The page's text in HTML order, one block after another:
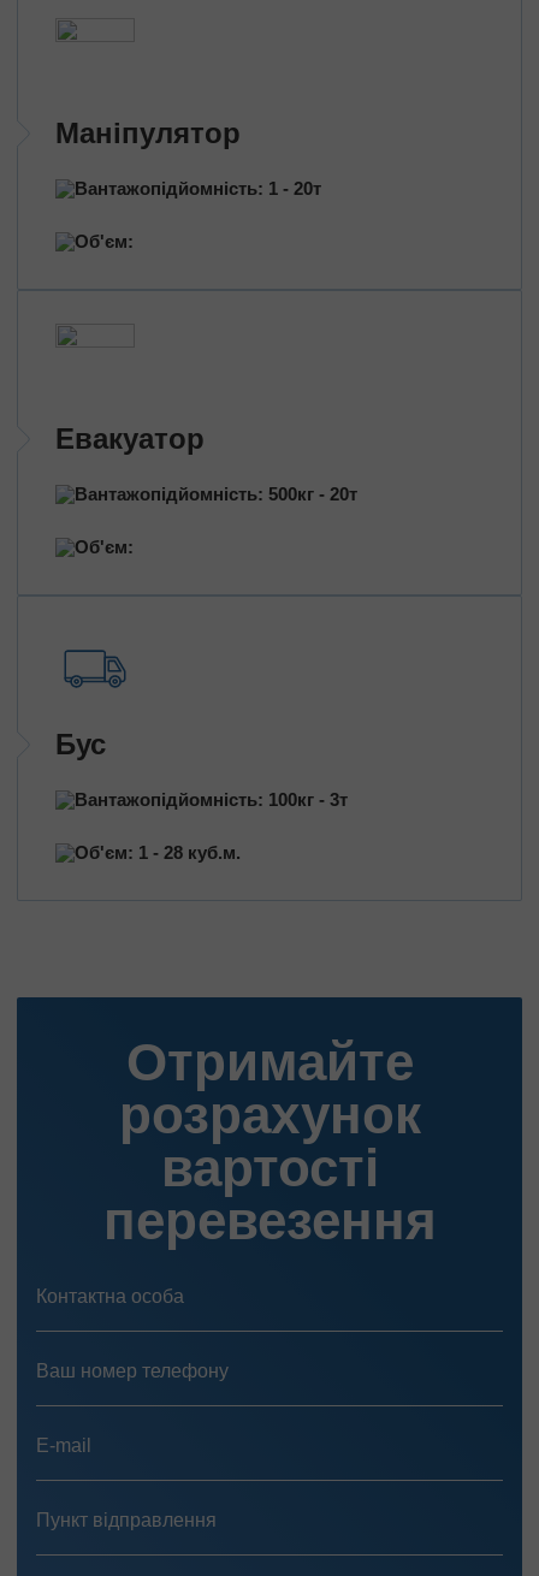
Маніпулятор
Вантажопідйомність: 1 - 20т
Об'єм:
Евакуатор
Вантажопідйомність: 500кг - 20т
Об'єм:
Бус
Вантажопідйомність: 100кг - 3т
Об'єм: 1 - 28 куб.м.
Отримайте
розрахунок
вартості
перевезення